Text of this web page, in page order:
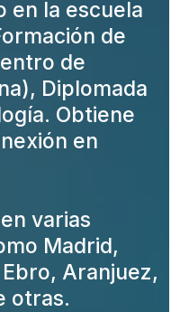
en la escuela
de
de
Diplomada
Obtiene
en
varias
Madrid,
Aranjuez,
otras.